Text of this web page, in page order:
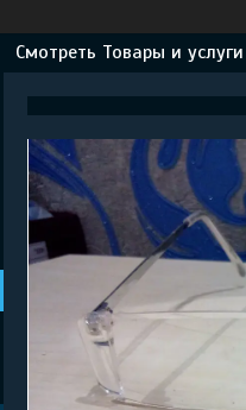
Смотреть Товары и услуги